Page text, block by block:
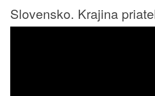
Slovensko. Krajina